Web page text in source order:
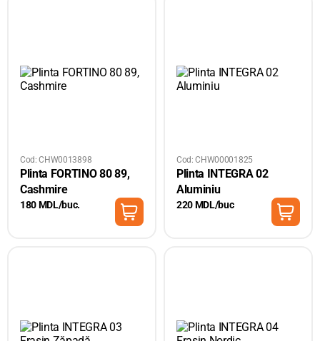
Cod: CHW0013898
Plinta FORTINO 80 89,
Cashmire
180 MDL/buc.
Cod: CHW00001825
Plinta INTEGRA 02
Aluminiu
220 MDL/buc